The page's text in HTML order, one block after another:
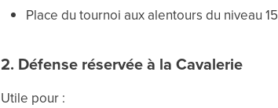
Place du tournoi aux alentours du niveau 15
2. Défense réservée à la Cavalerie
Utile pour :